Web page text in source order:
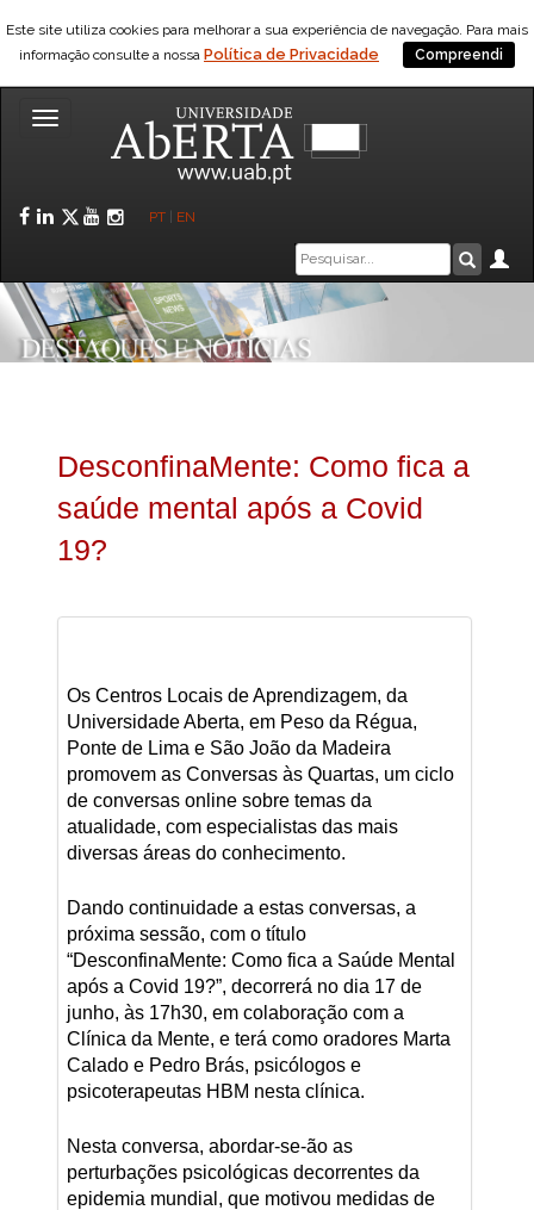
Este site utiliza cookies para melhorar a sua experiência de navegação. Para mais
informação consulte a nossa Política de Privacidade Compreendi
Toggle
Facebook
LinkedIn
Twitter
YouTube
Instagram
PT EN
Caixa
de
pesquisa
DesconfinaMente: Como fica a
saúde mental após a Covid
19?
Os Centros Locais de Aprendizagem, da
Universidade Aberta, em Peso da Régua,
Ponte de Lima e São João da Madeira
promovem as Conversas às Quartas, um ciclo
de conversas online sobre temas da
atualidade, com especialistas das mais
diversas áreas do conhecimento.
Dando continuidade a estas conversas, a
próxima sessão, com o título
“DesconfinaMente: Como fica a Saúde Mental
após a Covid 19?”, decorrerá no dia 17 de
junho, às 17h30, em colaboração com a
Clínica da Mente, e terá como oradores Marta
Calado e Pedro Brás, psicólogos e
psicoterapeutas HBM nesta clínica.
Nesta conversa, abordar-se-ão as
perturbações psicológicas decorrentes da
epidemia mundial, que motivou medidas de